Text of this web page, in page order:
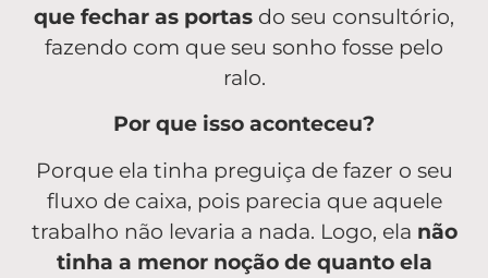
que fechar as portas do seu consultório,
fazendo com que seu sonho fosse pelo
ralo.
Por que isso aconteceu?
Porque ela tinha preguiça de fazer o seu
fluxo de caixa, pois parecia que aquele
trabalho não levaria a nada. Logo, ela não
tinha a menor noção de quanto ela